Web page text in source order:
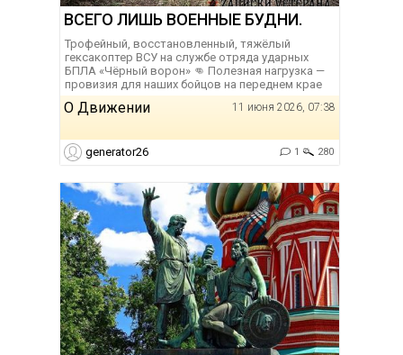
ВСЕГО ЛИШЬ ВОЕННЫЕ БУДНИ.
Трофейный, восстановленный, тяжёлый
гексакоптер ВСУ на службе отряда ударных
БПЛА «Чёрный ворон» 👊 Полезная нагрузка —
провизия для наших бойцов на переднем крае
О Движении 11 июня 2026, 07:38
generator26 1 280